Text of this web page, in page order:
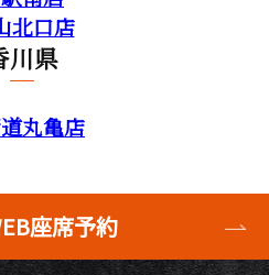
北口店
川県
丸亀店
座席予約